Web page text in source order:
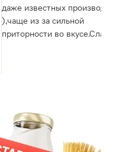
даже известных
),чаще из за сильной
приторности во